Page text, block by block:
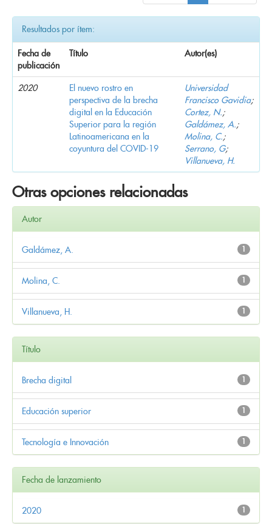
Resultados por ítem:
Fecha de
publicación
Título Autor(es)
2020
El nuevo rostro en
perspectiva de la brecha
digital en la Educación
Superior para la región
Latinoamericana en la
coyuntura del COVID-19
Universidad
Francisco Gavidia;
Cortez, N.;
Galdámez, A.;
Molina, C.;
Serrano, G;
Villanueva, H.
Otras opciones relacionadas
Autor
1
Galdámez, A.
1
Molina, C.
1
Villanueva, H.
Título
1
Brecha digital
1
Educación superior
1
Tecnología e Innovación
Fecha de lanzamiento
1
2020